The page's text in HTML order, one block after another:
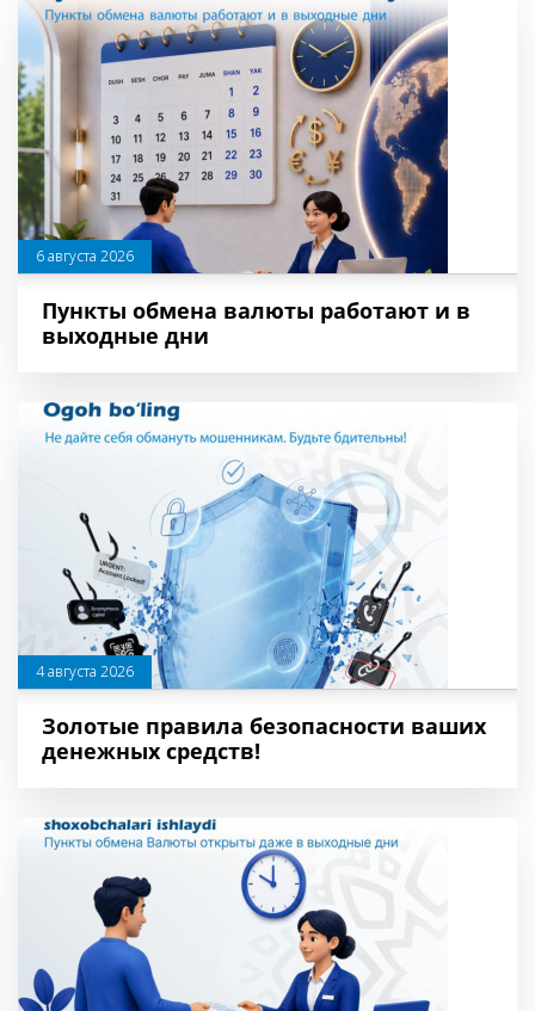
6 августа 2026
Пункты обмена валюты работают и в
выходные дни
4 августа 2026
Золотые правила безопасности ваших
денежных средств!